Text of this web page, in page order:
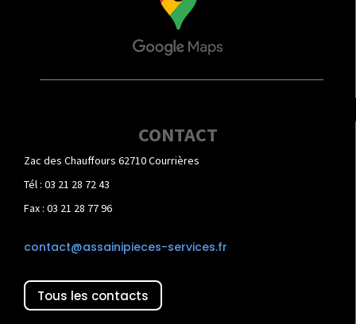
CONTACT
Zac des Chauffours 62710 Courrières
Tél : 03 21 28 72 43
Fax : 03 21 28 77 96
contact@assainipieces-services.fr
Tous les contacts